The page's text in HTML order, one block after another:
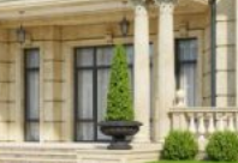
DÁNG NGÓI